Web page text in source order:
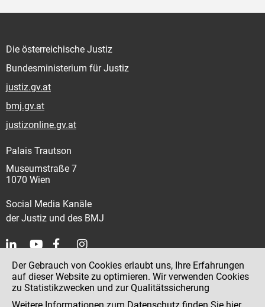
Die österreichische Justiz
Bundesministerium für Justiz
justiz.gv.at
bmj.gv.at
justizonline.gv.at
Palais Trautson
Museumstraße 7
1070 Wien
Social Media Kanäle
der Justiz und des BMJ
Kontakt
Impressum
Der Gebrauch von Cookies erlaubt uns, Ihre Erfahrungen
auf dieser Website zu optimieren. Wir verwenden Cookies
zu Statistikzwecken und zur Qualitätssicherung